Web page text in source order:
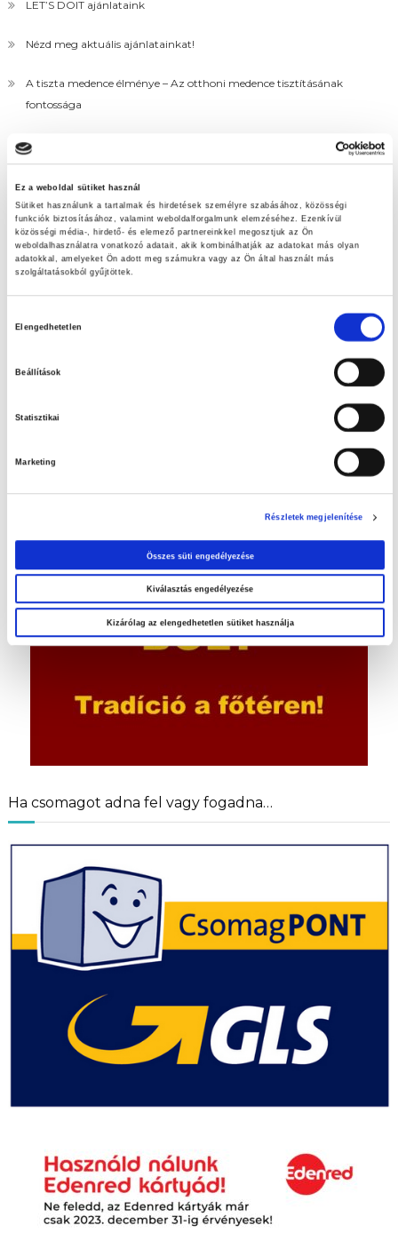
Ez a weboldal sütiket használ
Sütiket használunk a tartalmak és hirdetések személyre szabásához, közösségi
funkciók biztosításához, valamint weboldalforgalmunk elemzéséhez. Ezenkívül
közösségi média-, hirdető- és elemező partnereinkkel megosztjuk az Ön
weboldalhasználatra vonatkozó adatait, akik kombinálhatják az adatokat más olyan
adatokkal, amelyeket Ön adott meg számukra vagy az Ön által használt más
szolgáltatásokból gyűjtöttek.
Elengedhetetlen
Beállítások
Statisztikai
Marketing
Részletek megjelenítése
Összes süti engedélyezése
Kiválasztás engedélyezése
Kizárólag az elengedhetetlen sütiket használja
LET’S DOIT ajánlataink
Nézd meg aktuális ajánlatainkat!
A tiszta medence élménye – Az otthoni medence tisztításának
fontossága
Húsvéti tojáskeresés
Orosháza belvárosában…
Ha csomagot adna fel vagy fogadna…